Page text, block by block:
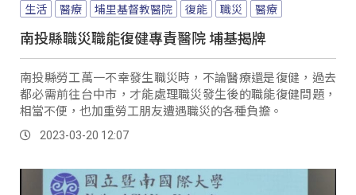
生活 醫療 埔里基督教醫院 復能 職災 醫療
南投縣職災職能復健專責醫院 埔基揭牌
南投縣勞工萬一不幸發生職災時，不論醫療還是復健，過去
都必需前往台中市，才能處理職災發生後的職能復健問題，
相當不便，也加重勞工朋友遭遇職災的各種負擔。
2023-03-20 12:07